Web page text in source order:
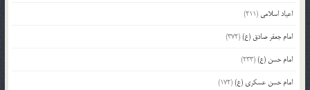
اعیاد اسلامی (211)
امام جعفر صادق (ع)(372)
امام حسن (ع)(233)
امام حسن عسکری (ع)(172)